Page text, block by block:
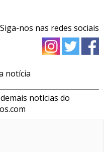
Siga-nos nas redes sociais
notícia
notícias do